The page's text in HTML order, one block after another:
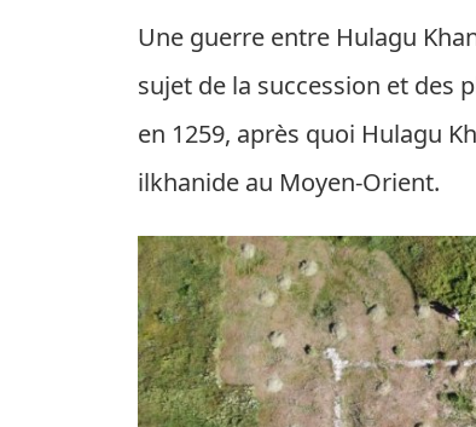
Une guerre entre Hulagu
sujet de la succession et des
en 1259, après quoi Hulagu
ilkhanide au Moyen-Orient.